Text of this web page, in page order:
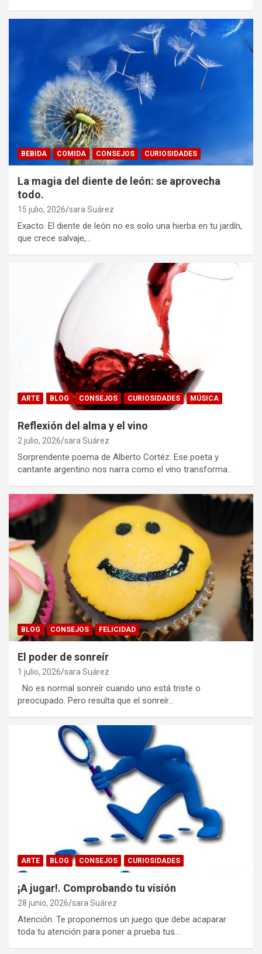
BEBIDA COMIDA CONSEJOS CURIOSIDADES
La magia del diente de león: se aprovecha
todo.
15 julio, 2026 sara Suárez
Exacto. El diente de león no es solo una hierba en tu jardín,
que crece salvaje,…
ARTE BLOG CONSEJOS CURIOSIDADES MÚSICA
Reflexión del alma y el vino
2 julio, 2026 sara Suárez
Sorprendente poema de Alberto Cortéz. Ese poeta y
cantante argentino nos narra como el vino transforma…
BLOG CONSEJOS FELICIDAD
El poder de sonreír
1 julio, 2026 sara Suárez
No es normal sonreír cuando uno está triste o
preocupado. Pero resulta que el sonreír…
ARTE BLOG CONSEJOS CURIOSIDADES
¡A jugar!. Comprobando tu visión
28 junio, 2026 sara Suárez
Atención. Te proponemos un juego que debe acaparar
toda tu atención para poner a prueba tus…